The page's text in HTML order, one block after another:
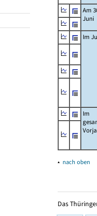
Am
Juni
Im
Im
▴ nach oben
Das